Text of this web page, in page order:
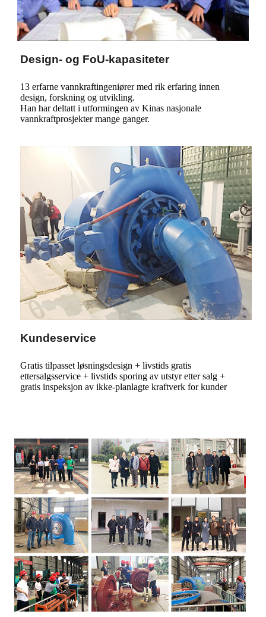
Design- og FoU-kapasiteter
13 erfarne vannkraftingeniører med rik erfaring innen
design, forskning og utvikling.
Han har deltatt i utformingen av Kinas nasjonale
vannkraftprosjekter mange ganger.
Kundeservice
Gratis tilpasset løsningsdesign + livstids gratis
ettersalgsservice + livstids sporing av utstyr etter salg +
gratis inspeksjon av ikke-planlagte kraftverk for kunder